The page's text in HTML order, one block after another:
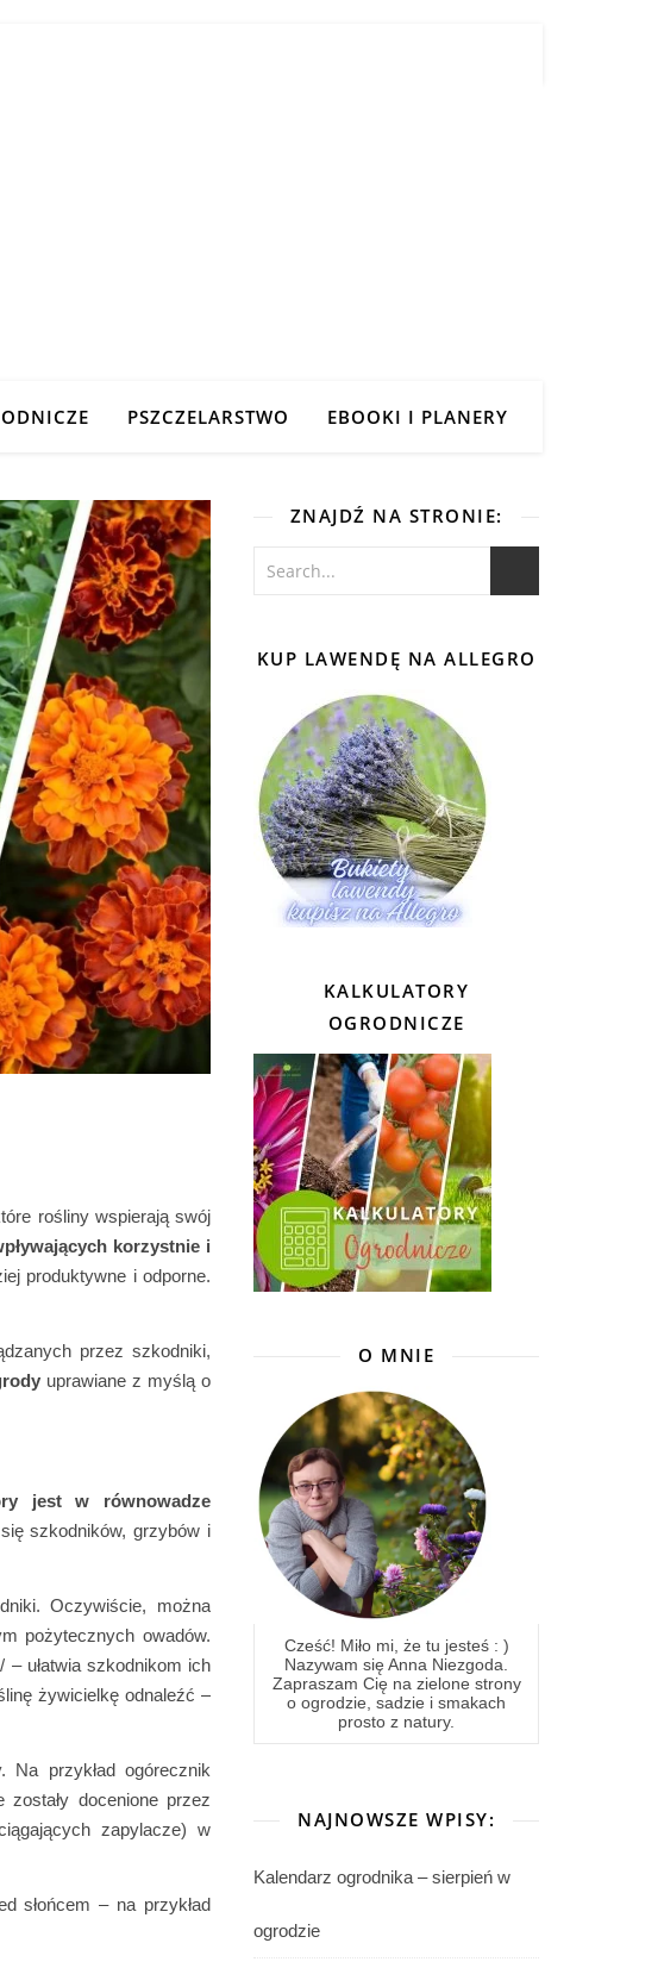
PSZCZELARSTWO EBOOKI I PLANERY
rośliny wspierają swój
korzystnie i
produktywne i odporne.
przez szkodniki,
uprawiane z myślą o
jest w równowadze
szkodników, grzybów i
Oczywiście, można
pożytecznych owadów.
ułatwia szkodnikom ich
żywicielkę odnaleźć –
Na przykład ogórecznik
docenione przez
zapylacze) w
słońcem – na przykład
ZNAJDŹ NA STRONIE:
KUP LAWENDĘ NA ALLEGRO
KALKULATORY
OGRODNICZE
O MNIE
Cześć! Miło mi, że tu jesteś : )
Nazywam się Anna Niezgoda.
Zapraszam Cię na zielone strony
o ogrodzie, sadzie i smakach
prosto z natury.
NAJNOWSZE WPISY:
Kalendarz ogrodnika – sierpień w
ogrodzie